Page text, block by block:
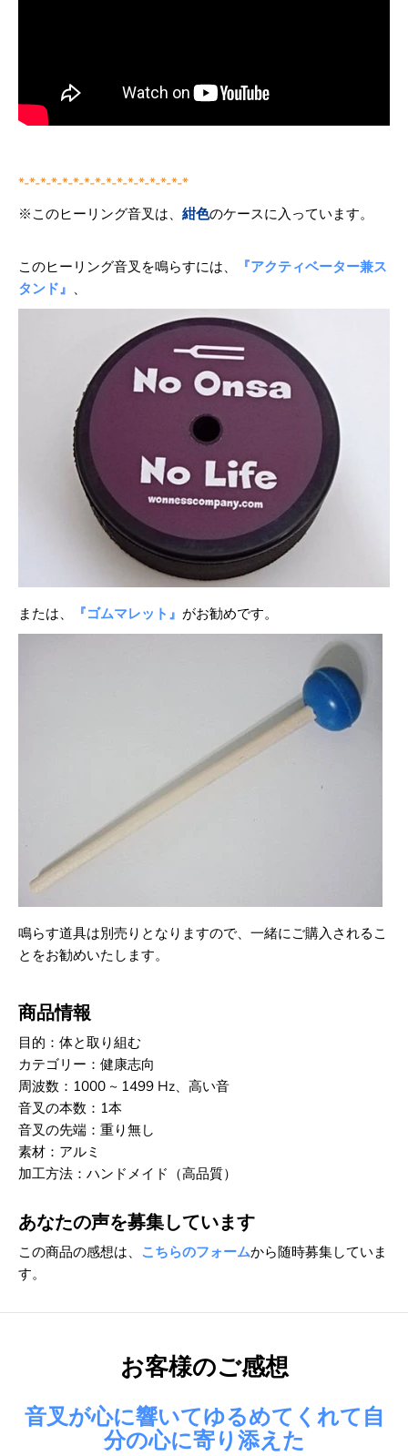
*-*-*-*-*-*-*-*-*-*-*-*-*-*-*-*
※このヒーリング音叉は、 紺色のケースに入っています。
このヒーリング音叉を鳴らすには、
『アクティベーター兼ス
タンド』 、
または、 『ゴムマレット』 がお勧めです。
鳴らす道具は別売りとなりますので、一緒にご購入されるこ
とをお勧めいたします。
商品情報
目的：体と取り組む
カテゴリー：健康志向
周波数：1000 ~ 1499 Hz、高い音
音叉の本数：1本
音叉の先端：重り無し
素材：アルミ
加工方法：ハンドメイド（高品質）
あなたの声を募集しています
この商品の感想は、 こちらのフォームから随時募集していま
す。
お客様のご感想
音叉が心に響いてゆるめてくれて自
分の心に寄り添えた